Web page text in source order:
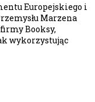
Europejskiego i
Marzena
firmy Booksy,
wykorzystując